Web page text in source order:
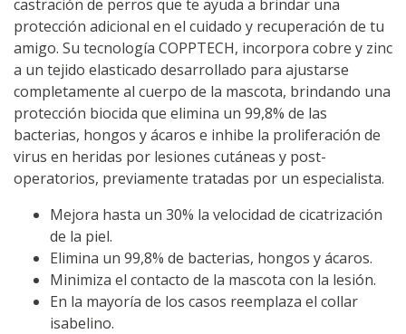
castración de perros que te ayuda a brindar una
protección adicional en el cuidado y recuperación de tu
amigo. Su tecnología COPPTECH, incorpora cobre y zinc
a un tejido elasticado desarrollado para ajustarse
completamente al cuerpo de la mascota, brindando una
protección biocida que elimina un 99,8% de las
bacterias, hongos y ácaros e inhibe la proliferación de
virus en heridas por lesiones cutáneas y post-
operatorios, previamente tratadas por un especialista.
Mejora hasta un 30% la velocidad de cicatrización
de la piel.
Elimina un 99,8% de bacterias, hongos y ácaros.
Minimiza el contacto de la mascota con la lesión.
En la mayoría de los casos reemplaza el collar
isabelino.